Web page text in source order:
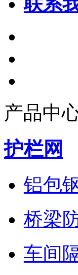
产品中
护栏网
铝包
桥梁
车间